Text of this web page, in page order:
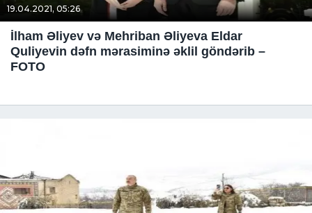
19.04.2021, 05:26
İlham Əliyev və Mehriban Əliyeva Eldar
Quliyevin dəfn mərasiminə əklil göndərib –
FOTO